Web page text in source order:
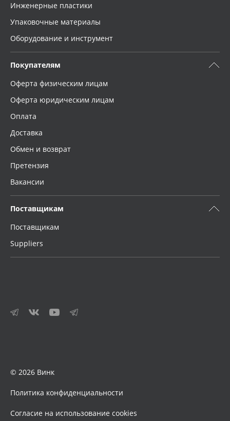
Инженерные пластики
Упаковочные материалы
Оборудование и инструмент
Покупателям
Оферта физическим лицам
Оферта юридическим лицам
Оплата
Доставка
Обмен и возврат
Претензия
Вакансии
Поставщикам
Поставщикам
Suppliers
© 2026 Винк
Политика конфиденциальности
Согласие на использование cookies